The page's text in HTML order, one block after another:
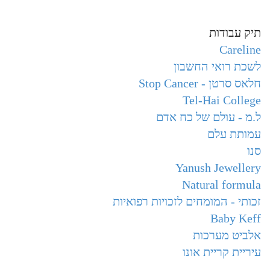
תיק עבודות
Careline
לשכת רואי החשבון
חלאס סרטן - Stop Cancer
Tel-Hai College
ל.מ - עולם של כח אדם
עמותת עלם
סנו
Yanush Jewellery
Natural formula
זכותי - המומחים לזכויות רפואיות
Baby Keff
אלביט מערכות
עיריית קריית אונו